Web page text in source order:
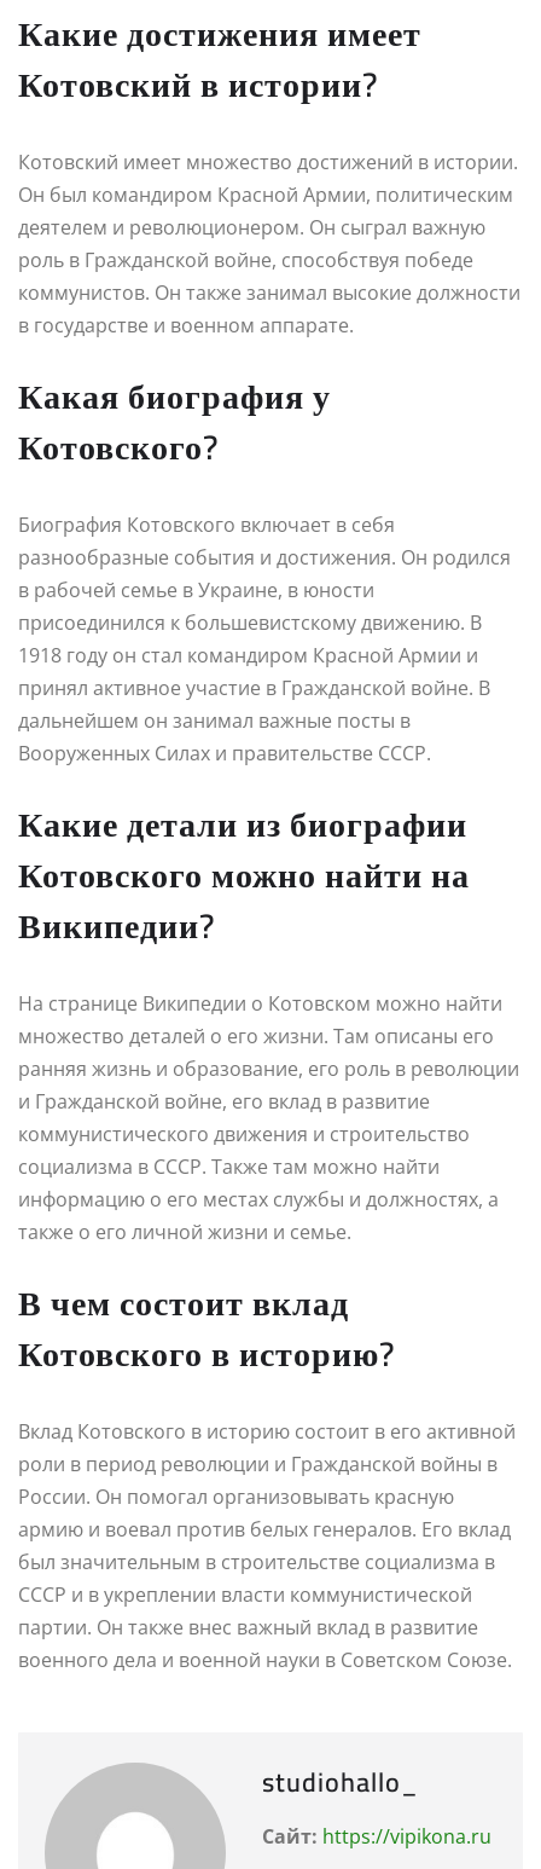
Какие достижения имеет
Котовский в истории?
Котовский имеет множество достижений в истории.
Он был командиром Красной Армии, политическим
деятелем и революционером. Он сыграл важную
роль в Гражданской войне, способствуя победе
коммунистов. Он также занимал высокие должности
в государстве и военном аппарате.
Какая биография у
Котовского?
Биография Котовского включает в себя
разнообразные события и достижения. Он родился
в рабочей семье в Украине, в юности
присоединился к большевистскому движению. В
1918 году он стал командиром Красной Армии и
принял активное участие в Гражданской войне. В
дальнейшем он занимал важные посты в
Вооруженных Силах и правительстве СССР.
Какие детали из биографии
Котовского можно найти на
Википедии?
На странице Википедии о Котовском можно найти
множество деталей о его жизни. Там описаны его
ранняя жизнь и образование, его роль в революции
и Гражданской войне, его вклад в развитие
коммунистического движения и строительство
социализма в СССР. Также там можно найти
информацию о его местах службы и должностях, а
также о его личной жизни и семье.
В чем состоит вклад
Котовского в историю?
Вклад Котовского в историю состоит в его активной
роли в период революции и Гражданской войны в
России. Он помогал организовывать красную
армию и воевал против белых генералов. Его вклад
был значительным в строительстве социализма в
СССР и в укреплении власти коммунистической
партии. Он также внес важный вклад в развитие
военного дела и военной науки в Советском Союзе.
studiohallo_
Сайт: https://vipikona.ru